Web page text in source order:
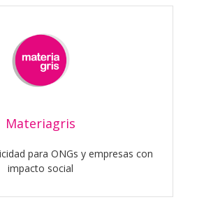
Materiagris
para ONGs y empresas con
impacto social